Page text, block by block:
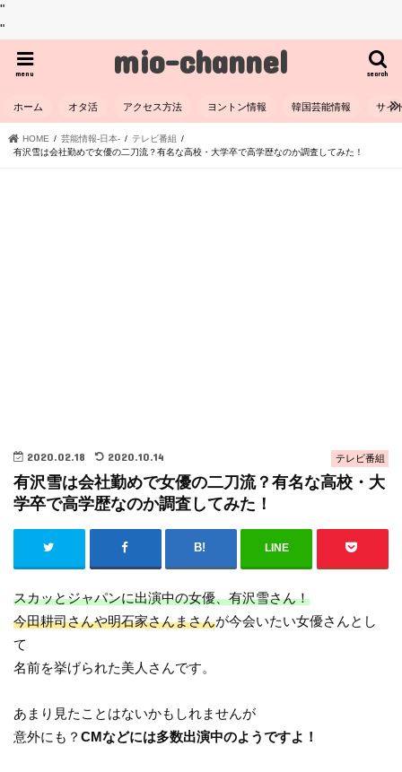
"
"
mio-channel search
menu
ホーム オタ活 アクセス方法 ヨントン情報 韓国芸能情報 サイ
HOME 芸能情報-日本-
テレビ番組
有沢雪は会社勤めで女優の二刀流？有名な高校・大学卒で高学歴なのか調査してみた！
テレビ番組
2020.02.18 2020.10.14
有沢雪は会社勤めで女優の二刀流？有名な高校・大
学卒で高学歴なのか調査してみた！
LINE
スカッとジャパンに出演中の女優、有沢雪さん！
今田耕司さんや明石家さんまさんが今会いたい女優さんとし
て
名前を挙げられた美人さんです。
あまり見たことはないかもしれませんが
意外にも？CMなどには多数出演中のようですよ！